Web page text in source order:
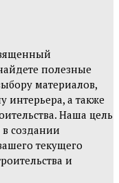
полезные
материалов,
интерьера, а также
Наша цель
создании
текущего
и